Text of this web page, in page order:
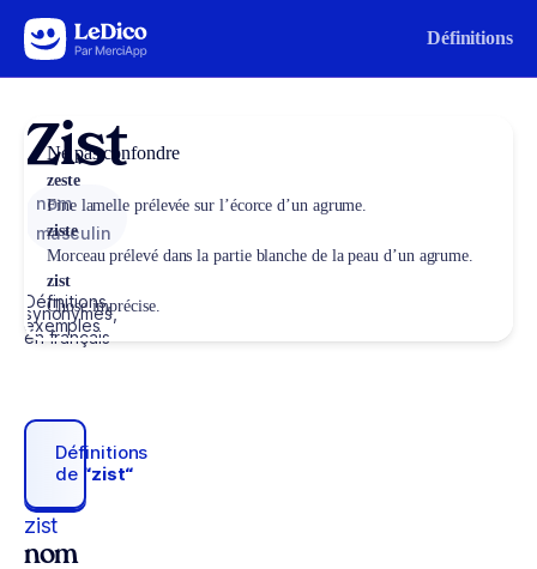
Aller au contenu Définitions
Zist
nom
masculin
Définitions,
synonymes,
exemples
en français
Définitions
de “zist“
zist
nom
Ne pas confondre
zeste
Fine lamelle prélevée sur l’écorce d’un agrume.
ziste
Morceau prélevé dans la partie blanche de la peau d’un agrume.
zist
Chose imprécise.